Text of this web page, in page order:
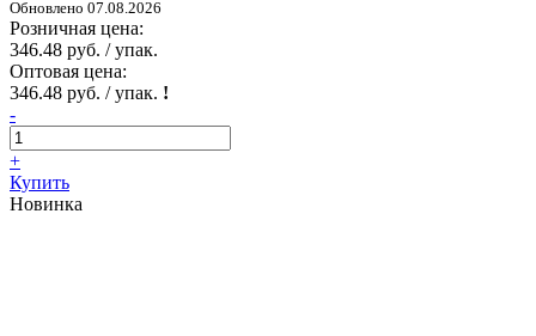
Обновлено 07.08.2026
Розничная цена:
346.48 руб. / упак.
Оптовая цена:
346.48 руб. / упак. !
-
+
Купить
Новинка